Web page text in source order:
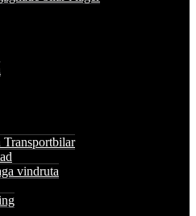
vindruta